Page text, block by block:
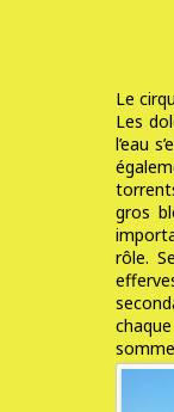
Le
Les
l’eau
gros
rôle.